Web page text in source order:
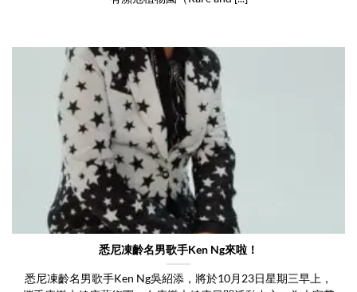
悉尼凍齡名男歌手Ken Ng來啦！
悉尼凍齡名男歌手Ken Ng吳紹添，將於10月23日星期三早上，